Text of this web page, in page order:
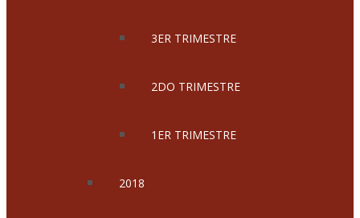
3ER TRIMESTRE
2DO TRIMESTRE
1ER TRIMESTRE
2018